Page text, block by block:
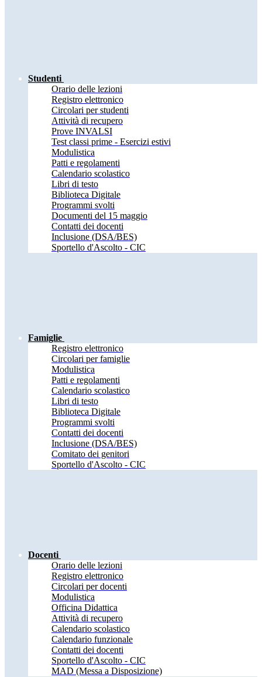
Studenti
Orario delle lezioni
Registro elettronico
Circolari per studenti
Attività di recupero
Prove INVALSI
Test classi prime - Esercizi estivi
Modulistica
Patti e regolamenti
Calendario scolastico
Libri di testo
Biblioteca Digitale
Programmi svolti
Documenti del 15 maggio
Contatti dei docenti
Inclusione (DSA/BES)
Sportello d'Ascolto - CIC
Famiglie
Registro elettronico
Circolari per famiglie
Modulistica
Patti e regolamenti
Calendario scolastico
Libri di testo
Biblioteca Digitale
Programmi svolti
Contatti dei docenti
Inclusione (DSA/BES)
Comitato dei genitori
Sportello d'Ascolto - CIC
Docenti
Orario delle lezioni
Registro elettronico
Circolari per docenti
Modulistica
Officina Didattica
Attività di recupero
Calendario scolastico
Calendario funzionale
Contatti dei docenti
Sportello d'Ascolto - CIC
MAD (Messa a Disposizione)